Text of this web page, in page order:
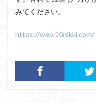
みてください。
https://web.10nikki.com/